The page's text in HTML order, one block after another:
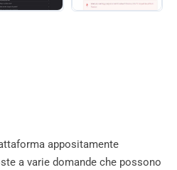
appositamente
a varie domande che possono